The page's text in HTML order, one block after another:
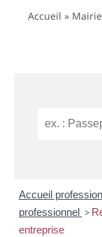
Accueil » Mairie
Accueil
professionnel >
entreprise